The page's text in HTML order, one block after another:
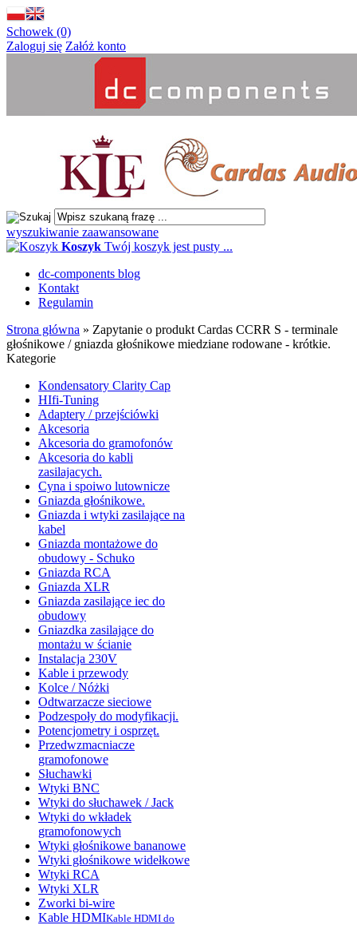
Schowek (0)
Zaloguj się Załóż konto
wyszukiwanie zaawansowane
Koszyk Twój koszyk jest pusty ...
dc-components blog
Kontakt
Regulamin
Strona główna » Zapytanie o produkt Cardas CCRR S - terminale
głośnikowe / gniazda głośnikowe miedziane rodowane - krótkie.
Kategorie
Kondensatory Clarity Cap
HIfi-Tuning
Adaptery / przejściówki
Akcesoria
Akcesoria do gramofonów
Akcesoria do kabli
zasilajacych.
Cyna i spoiwo lutownicze
Gniazda głośnikowe.
Gniazda i wtyki zasilające na
kabel
Gniazda montażowe do
obudowy - Schuko
Gniazda RCA
Gniazda XLR
Gniazda zasilające iec do
obudowy
Gniazdka zasilające do
montażu w ścianie
Instalacja 230V
Kable i przewody
Kolce / Nóżki
Odtwarzacze sieciowe
Podzespoły do modyfikacji.
Potencjometry i osprzęt.
Przedwzmacniacze
gramofonowe
Słuchawki
Wtyki BNC
Wtyki do słuchawek / Jack
Wtyki do wkładek
gramofonowych
Wtyki głośnikowe bananowe
Wtyki głośnikowe widełkowe
Wtyki RCA
Wtyki XLR
Zworki bi-wire
Kable HDMIKable HDMI do